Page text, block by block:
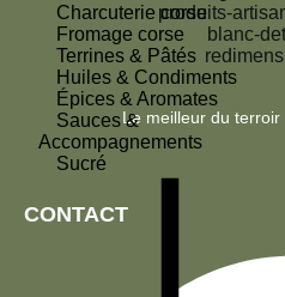
Charcuterie corse
Fromage corse
Terrines & Pâtés
Huiles & Condiments
Épices & Aromates
Sauces &
Accompagnements
Sucré
Le meilleur du
CONTACT